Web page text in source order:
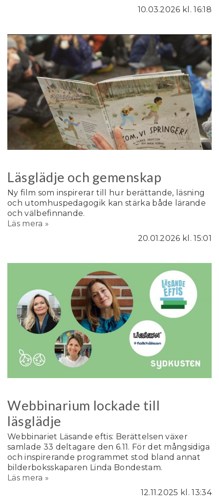
10.03.2026 kl. 16:18
Läsglädje och gemenskap
Ny film som inspirerar till hur berättande, läsning
och utomhuspedagogik kan stärka både lärande
och välbefinnande.
Läs mera »
20.01.2026 kl. 15:01
Webbinarium lockade till
läsglädje
Webbinariet Läsande eftis: Berättelsen växer
samlade 33 deltagare den 6.11. För det mångsidiga
och inspirerande programmet stod bland annat
bilderboksskaparen Linda Bondestam.
Läs mera »
12.11.2025 kl. 13:34